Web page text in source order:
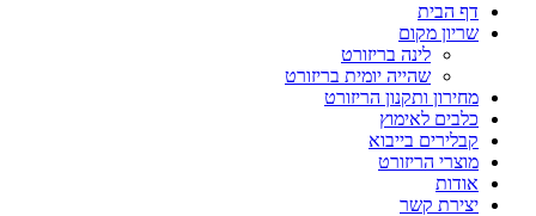
דף הבית
שריון מקום
לינה בריזורט
שהייה יומית בריזורט
מחירון ותקנון הריזורט
כלבים לאימוץ
קבלירים בייבוא
מוצרי הריזורט
אודות
יצירת קשר